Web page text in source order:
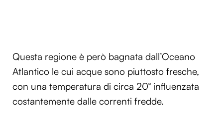
Questa regione è però bagnata dall’Oceano
Atlantico le cui acque sono piuttosto fresche,
con una temperatura di circa 20° influenzata
costantemente dalle correnti fredde.